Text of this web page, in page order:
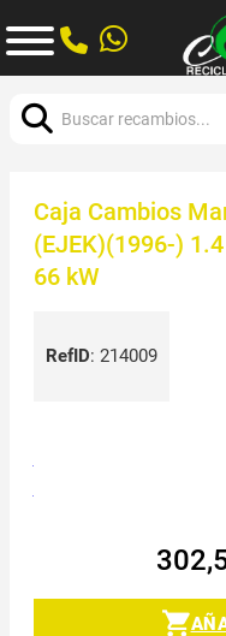
Caja Cambios
(EJEK)(1996-)
66 kW
RefID: 214009